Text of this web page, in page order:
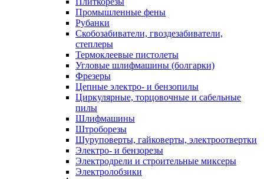
Промышленные фены
Рубанки
Скобозабиватели, гвоздезабиватели,
степлеры
Термоклеевые пистолеты
Угловые шлифмашины (болгарки)
Фрезеры
Цепные электро- и бензопилы
Циркулярные, торцовочные и сабельные
пилы
Шлифмашины
Штроборезы
Шуруповерты, гайковерты, электроотвертки
Электро- и бензорезы
Электродрели и строительные миксеры
Электролобзики